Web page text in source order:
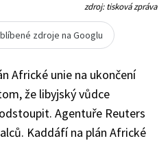
zdroj: tisková zpráva
zdroje na Googlu
Africké unie na ukončení
že libyjský vůdce
Agentuře Reuters
Kaddáfí na plán Africké